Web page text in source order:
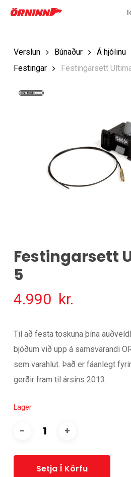
Fara
Verslun Búnaður Á hjólinu
Festingar
Festingarsett
Festingarsett
5
4.990 kr.
Til að festa töskuna þína
bjóðum við upp á samsvarandi
sem varahlut. Það er fáanlegt
gerðir fram til ársins 2013.
Lager
Setja Í Körfu